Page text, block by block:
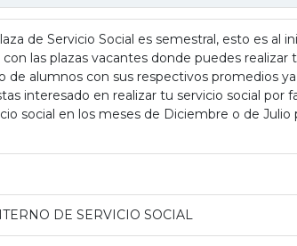
de Servicio Social es semestral, esto es al
las plazas vacantes donde puedes realizar
de alumnos con sus respectivos promedios
interesado en realizar tu servicio social por
social en los meses de Diciembre o de Julio
DE SERVICIO SOCIAL